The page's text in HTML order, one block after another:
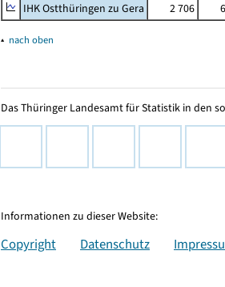
IHK Ostthüringen zu Gera 2 706
▴ nach oben
Das Thüringer Landesamt für Statistik in den
Informationen zu dieser Website:
Copyright Datenschutz